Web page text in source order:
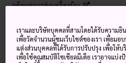
ดูข้อมูลการต่อเครื่องบิน
คำสำคัญ แผนที่
เราและบริษัทบุคคลที่สามโดยได้รับความ
เพื่อวัดจำนวนผู้ชมเว็บไซต์ของเรา เพื่อมอ
แต่งส่วนบุคคลที่ได้รับการปรับปรุง เพื่อให้
เพื่อใช้คุณสมบัติโซเชียลมีเดีย เราอาจแบ่ง